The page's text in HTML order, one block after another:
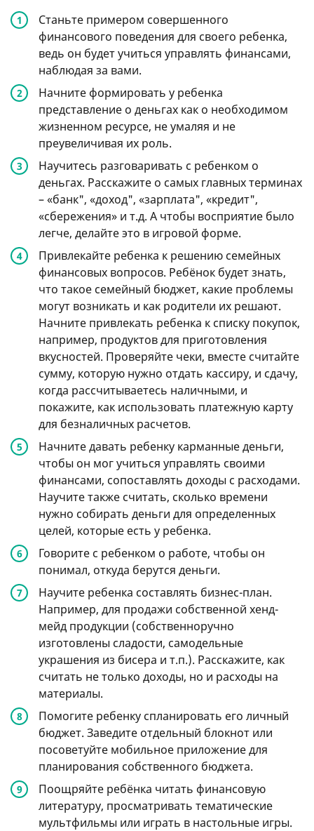
Станьте примером совершенного
финансового поведения для своего ребенка,
ведь он будет учиться управлять финансами,
наблюдая за вами.
Начните формировать у ребенка
представление о деньгах как о необходимом
жизненном ресурсе, не умаляя и не
преувеличивая их роль.
Научитесь разговаривать с ребенком о
деньгах. Расскажите о самых главных терминах
– «банк", «доход", «зарплата", «кредит",
«сбережения» и т.д. А чтобы восприятие было
легче, делайте это в игровой форме.
Привлекайте ребенка к решению семейных
финансовых вопросов. Ребёнок будет знать,
что такое семейный бюджет, какие проблемы
могут возникать и как родители их решают.
Начните привлекать ребенка к списку покупок,
например, продуктов для приготовления
вкусностей. Проверяйте чеки, вместе считайте
сумму, которую нужно отдать кассиру, и сдачу,
когда рассчитываетесь наличными, и
покажите, как использовать платежную карту
для безналичных расчетов.
Начните давать ребенку карманные деньги,
чтобы он мог учиться управлять своими
финансами, сопоставлять доходы с расходами.
Научите также считать, сколько времени
нужно собирать деньги для определенных
целей, которые есть у ребенка.
Говорите с ребенком о работе, чтобы он
понимал, откуда берутся деньги.
Научите ребенка составлять бизнес-план.
Например, для продажи собственной хенд-
мейд продукции (собственноручно
изготовлены сладости, самодельные
украшения из бисера и т.п.). Расскажите, как
считать не только доходы, но и расходы на
материалы.
Помогите ребенку спланировать его личный
бюджет. Заведите отдельный блокнот или
посоветуйте мобильное приложение для
планирования собственного бюджета.
Поощряйте ребёнка читать финансовую
литературу, просматривать тематические
мультфильмы или играть в настольные игры.